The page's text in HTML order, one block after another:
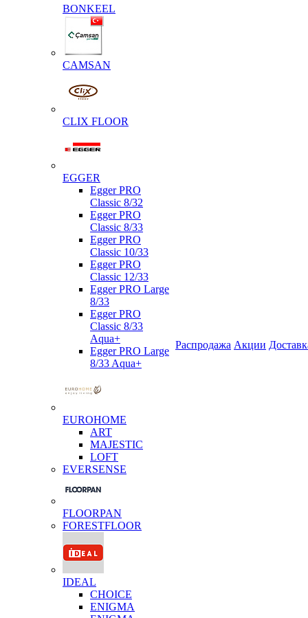
BONKEEL
CAMSAN
CLIX FLOOR
EGGER
Egger PRO
Classic 8/32
Egger PRO
Classic 8/33
Egger PRO
Classic 10/33
Egger PRO
Classic 12/33
Egger PRO Large
8/33
Egger PRO
Classic 8/33
Aqua+
Egger PRO Large
8/33 Aqua+
EUROHOME
ART
MAJESTIC
LOFT
EVERSENSE
FLOORPAN
FORESTFLOOR
IDEAL
CHOICE
ENIGMA
Распродажа Акции